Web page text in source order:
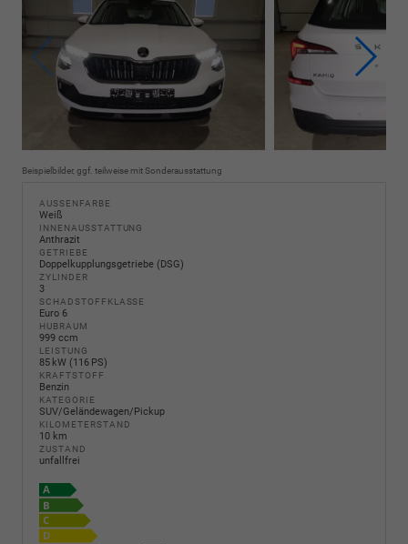
Beispielbilder, ggf. teilweise mit Sonderausstattung
AUSSENFARBE
Weiß
INNENAUSSTATTUNG
Anthrazit
GETRIEBE
Doppelkupplungsgetriebe (DSG)
ZYLINDER
3
SCHADSTOFFKLASSE
Euro 6
HUBRAUM
999 ccm
LEISTUNG
85 kW (116 PS)
KRAFTSTOFF
Benzin
KATEGORIE
SUV/Geländewagen/Pickup
KILOMETERSTAND
10 km
ZUSTAND
unfallfrei